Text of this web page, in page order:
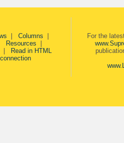
Columns
Resources
Read in HTML
For the